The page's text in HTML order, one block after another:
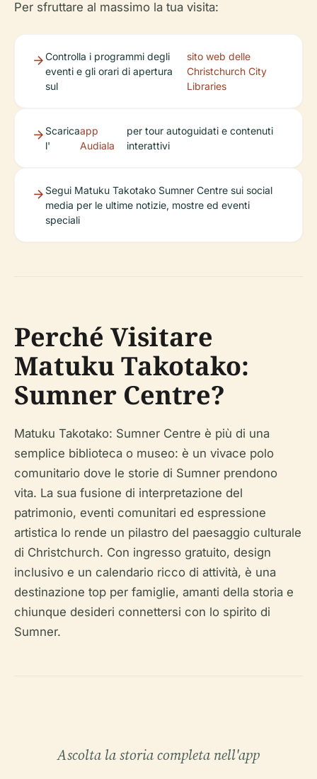
Per sfruttare al massimo la tua visita:
Controlla i programmi degli
eventi e gli orari di apertura
sul
sito web delle
Christchurch City
Libraries
Scarica
l'
app
Audiala
per tour autoguidati e contenuti
interattivi
Segui Matuku Takotako Sumner Centre sui social
media per le ultime notizie, mostre ed eventi
speciali
Perché Visitare
Matuku Takotako:
Sumner Centre?
Matuku Takotako: Sumner Centre è più di una
semplice biblioteca o museo: è un vivace polo
comunitario dove le storie di Sumner prendono
vita. La sua fusione di interpretazione del
patrimonio, eventi comunitari ed espressione
artistica lo rende un pilastro del paesaggio culturale
di Christchurch. Con ingresso gratuito, design
inclusivo e un calendario ricco di attività, è una
destinazione top per famiglie, amanti della storia e
chiunque desideri connettersi con lo spirito di
Sumner.
Ascolta la storia completa nell'app